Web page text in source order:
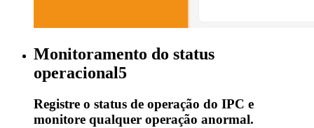
Monitoramento do status
operacional5
Registre o status de operação do IPC e
monitore qualquer operação anormal.